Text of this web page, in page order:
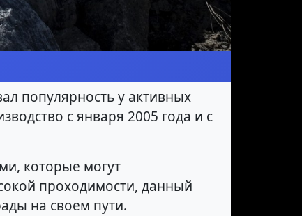
популярность у активных
с января 2005 года и с
которые могут
проходимости, данный
на своем пути.